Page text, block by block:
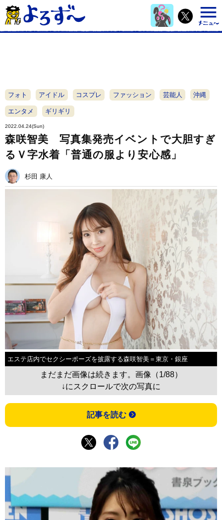
フォト アイドル コスプレ ファッション 芸能人 沖縄
エンタメ ギリギリ
2022.04.24(Sun)
森咲智美 写真集発売イベントで大胆すぎ
るＶ字水着「普通の服より安心感」
杉田 康人
エステ店内でセクシーポーズを披露する森咲智美＝東京・銀座
まだまだ画像は続きます。画像（1/88）
↓にスクロールで次の写真に
記事を読む